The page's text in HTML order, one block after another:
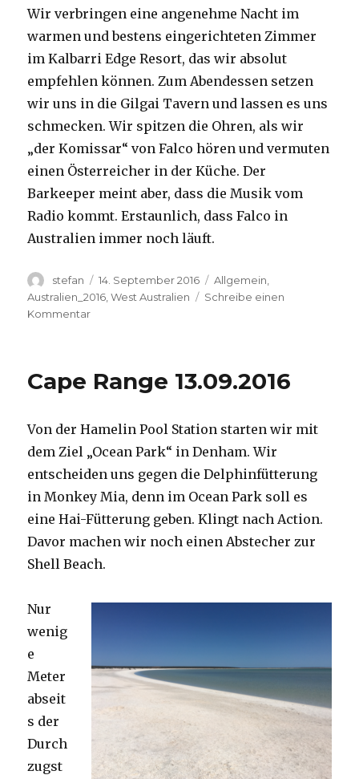
Wir verbringen eine angenehme Nacht im
warmen und bestens eingerichteten Zimmer
im Kalbarri Edge Resort, das wir absolut
empfehlen können. Zum Abendessen setzen
wir uns in die Gilgai Tavern und lassen es uns
schmecken. Wir spitzen die Ohren, als wir
„der Komissar“ von Falco hören und vermuten
einen Österreicher in der Küche. Der
Barkeeper meint aber, dass die Musik vom
Radio kommt. Erstaunlich, dass Falco in
Australien immer noch läuft.
Autor
stefan
Veröffentlicht
am
14. September 2016 Kategorien
Allgemein
Australien_2016 ,West Australien
Schreibe einen
Kommentarzu
Cape Range 13.09.2016
Von der Hamelin Pool Station starten wir mit
dem Ziel „Ocean Park“ in Denham. Wir
entscheiden uns gegen die Delphinfütterung
in Monkey Mia, denn im Ocean Park soll es
eine Hai-Fütterung geben. Klingt nach Action.
Davor machen wir noch einen Abstecher zur
Shell Beach.
Nur
wenig
e
Meter
abseit
s der
Durch
zugst